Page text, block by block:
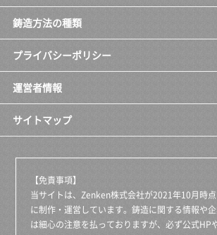
鋳造方法の種類
プライバシーポリシー
運営者情報
サイトマップ
【免責事項】
当サイトは、Zenken株式会社が2021年10月時
に制作・運営しています。鋳造に関する情報や
は細心の注意を払っておりますが、必ず公式HP